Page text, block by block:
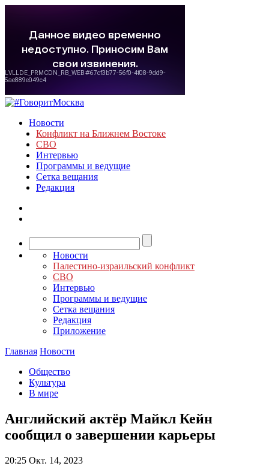
Новости
Конфликт на Ближнем Востоке
СВО
Интервью
Программы и ведущие
Сетка вещания
Редакция
Новости
Палестино-израильский конфликт
СВО
Интервью
Программы и ведущие
Сетка вещания
Редакция
Приложение
Главная Новости
Общество
Культура
В мире
Английский актёр Майкл Кейн
сообщил о завершении карьеры
20:25 Окт. 14, 2023